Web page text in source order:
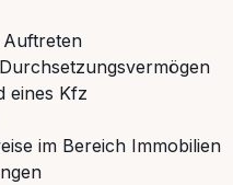
Auftreten
eines Kfz
im Bereich Immobilien